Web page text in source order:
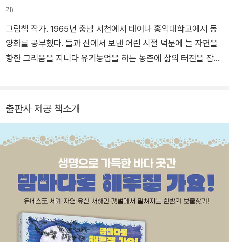
기)
그림책 작가. 1965년 충남 서천에서 태어나 홍익대학교에서 동
양화를 공부했다. 들과 산에서 보낸 어린 시절 덕분에 늘 자연을
향한 그리움을 지니다 유기농업을 하는 농촌에 삶의 터전을 잡았
시리즈, 『밤바다로 해루질 가요!』 『빨강이들』 『노랑이들』 『상추
출판사 제공 책소개